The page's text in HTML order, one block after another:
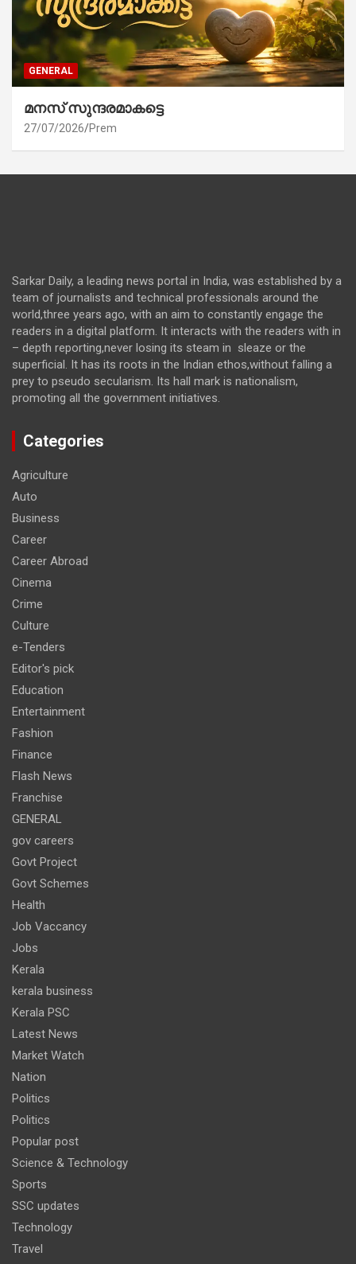
GENERAL
മനസ് സുന്ദരമാകട്ടെ
27/07/2026 Prem
Sarkar Daily, a leading news portal in India, was established by a
team of journalists and technical professionals around the
world,three years ago, with an aim to constantly engage the
readers in a digital platform. It interacts with the readers with in
– depth reporting,never losing its steam in sleaze or the
superficial. It has its roots in the Indian ethos,without falling a
prey to pseudo secularism. Its hall mark is nationalism,
promoting all the government initiatives.
Categories
Agriculture
Auto
Business
Career
Career Abroad
Cinema
Crime
Culture
e-Tenders
Editor's pick
Education
Entertainment
Fashion
Finance
Flash News
Franchise
GENERAL
gov careers
Govt Project
Govt Schemes
Health
Job Vaccancy
Jobs
Kerala
kerala business
Kerala PSC
Latest News
Market Watch
Nation
Politics
Politics
Popular post
Science & Technology
Sports
SSC updates
Technology
Travel